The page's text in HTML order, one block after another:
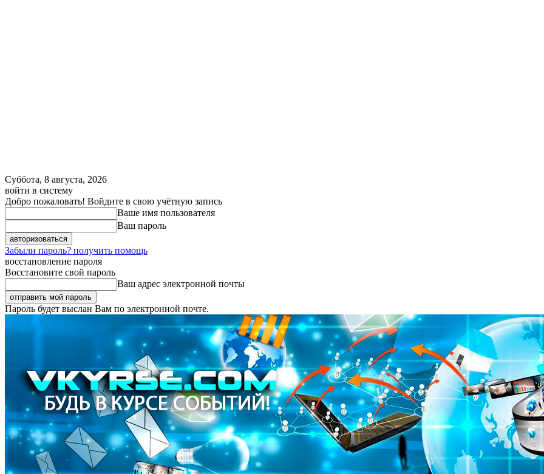
Суббота, 8 августа, 2026
войти в систему
Добро пожаловать! Войдите в свою учётную запись
Ваше имя пользователя
Ваш пароль
Забыли пароль? получить помощь
восстановление пароля
Восстановите свой пароль
Ваш адрес электронной почты
Пароль будет выслан Вам по электронной почте.